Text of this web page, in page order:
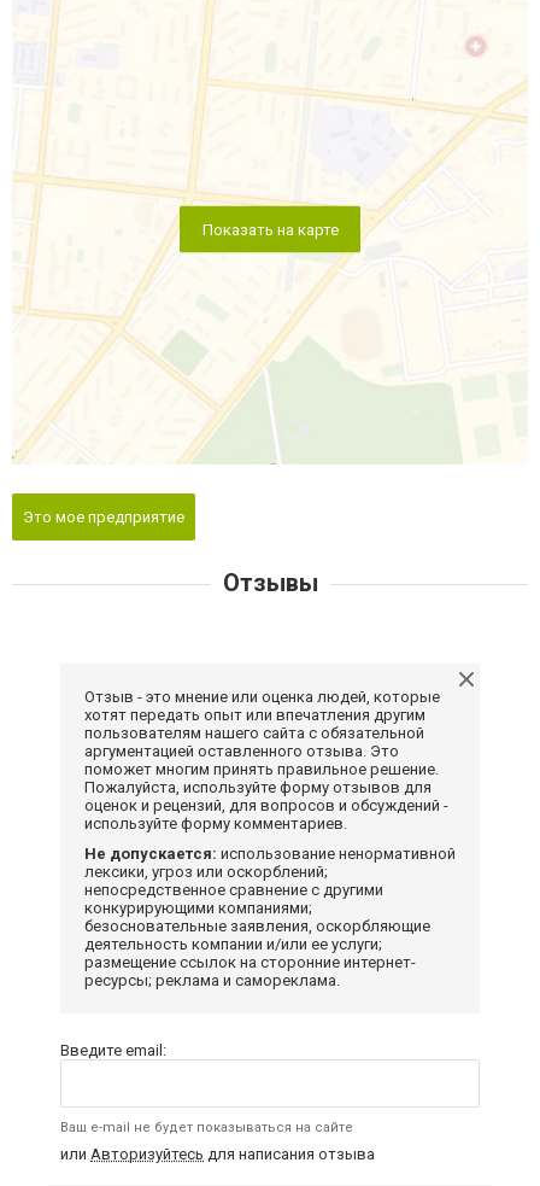
Показать на карте
Это мое предприятие
Отзывы
Отзыв - это мнение или оценка людей, которые
хотят передать опыт или впечатления другим
пользователям нашего сайта с обязательной
аргументацией оставленного отзыва. Это
поможет многим принять правильное решение.
Пожалуйста, используйте форму отзывов для
оценок и рецензий, для вопросов и обсуждений -
используйте форму комментариев.
Не допускается: использование ненормативной
лексики, угроз или оскорблений;
непосредственное сравнение с другими
конкурирующими компаниями;
безосновательные заявления, оскорбляющие
деятельность компании и/или ее услуги;
размещение ссылок на сторонние интернет-
ресурсы; реклама и самореклама.
Введите email:
Ваш e-mail не будет показываться на сайте
или Авторизуйтесь для написания отзыва